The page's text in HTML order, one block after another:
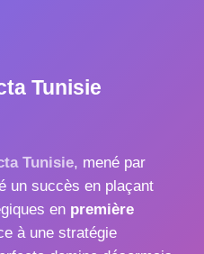
Tunisie
Tunisie, mené par
un succès en plaçant
en première
à une stratégie